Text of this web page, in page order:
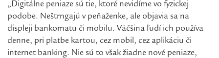
„Digitálne peniaze sú tie, ktoré nevidíme vo fyzickej
podobe. Neštrngajú v peňaženke, ale objavia sa na
displeji bankomatu či mobilu. Väčšina ľudí ich používa
denne, pri platbe kartou, cez mobil, cez aplikáciu či
internet banking. Nie sú to však žiadne nové peniaze,